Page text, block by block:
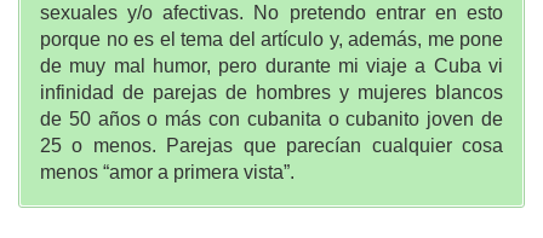
sexuales y/o afectivas. No pretendo entrar en esto
porque no es el tema del artículo y, además, me pone
de muy mal humor, pero durante mi viaje a Cuba vi
infinidad de parejas de hombres y mujeres blancos
de 50 años o más con cubanita o cubanito joven de
25 o menos. Parejas que parecían cualquier cosa
menos “amor a primera vista”.